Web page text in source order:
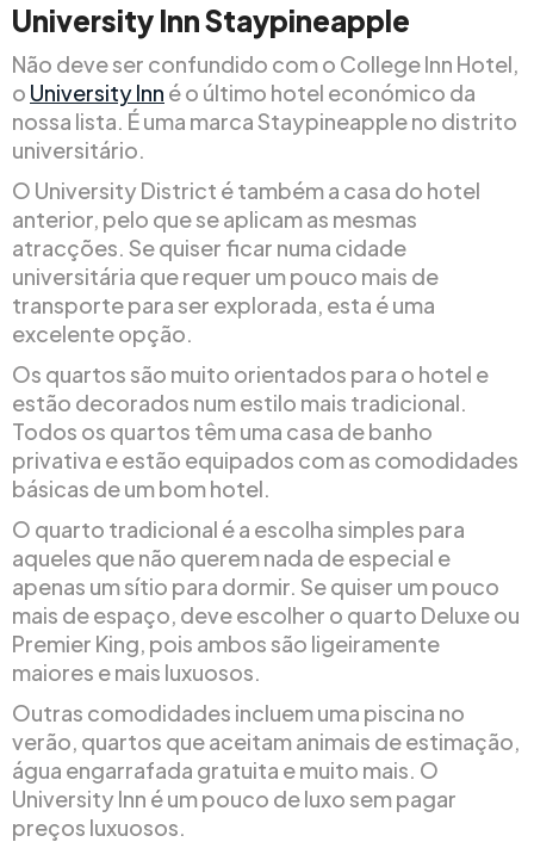
University Inn Staypineapple
Não deve ser confundido com o College Inn Hotel,
o University Inn é o último hotel económico da
nossa lista. É uma marca Staypineapple no distrito
universitário.
O University District é também a casa do hotel
anterior, pelo que se aplicam as mesmas
atracções. Se quiser ficar numa cidade
universitária que requer um pouco mais de
transporte para ser explorada, esta é uma
excelente opção.
Os quartos são muito orientados para o hotel e
estão decorados num estilo mais tradicional.
Todos os quartos têm uma casa de banho
privativa e estão equipados com as comodidades
básicas de um bom hotel.
O quarto tradicional é a escolha simples para
aqueles que não querem nada de especial e
apenas um sítio para dormir. Se quiser um pouco
mais de espaço, deve escolher o quarto Deluxe ou
Premier King, pois ambos são ligeiramente
maiores e mais luxuosos.
Outras comodidades incluem uma piscina no
verão, quartos que aceitam animais de estimação,
água engarrafada gratuita e muito mais. O
University Inn é um pouco de luxo sem pagar
preços luxuosos.